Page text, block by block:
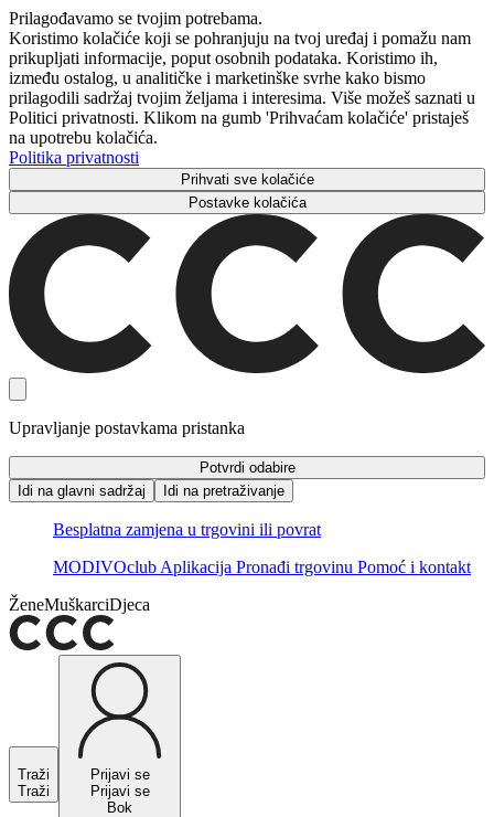
Prilagođavamo se tvojim potrebama.
Koristimo kolačiće koji se pohranjuju na tvoj uređaj i pomažu nam
prikupljati informacije, poput osobnih podataka. Koristimo ih,
između ostalog, u analitičke i marketinške svrhe kako bismo
prilagodili sadržaj tvojim željama i interesima. Više možeš saznati u
Politici privatnosti. Klikom na gumb 'Prihvaćam kolačiće' pristaješ
na upotrebu kolačića.
Politika privatnosti
Prihvati sve kolačiće
Postavke kolačića
Upravljanje postavkama pristanka
Potvrdi odabire
Idi na glavni sadržaj
Idi na pretraživanje
Besplatna zamjena u trgovini ili povrat
MODIVOclub Aplikacija Pronađi trgovinu Pomoć i kontakt
ŽeneMuškarciDjeca
Traži
Traži
Prijavi se
Prijavi se
Bok